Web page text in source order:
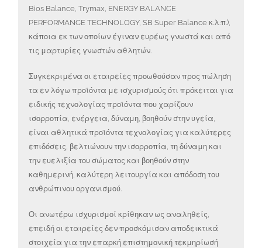
Bios Balance, Trymax, ENERGY BALANCE
PERFORMANCE TECHNOLOGY, SB Super Balance κ.λ.π.),
κάποια εκ των οποίων έγιναν ευρέως γνωστά και από
τις μαρτυρίες γνωστών αθλητών.
Συγκεκριμένα οι εταιρείες προωθούσαν προς πώληση
τα εν λόγω προϊόντα με ισχυρισμούς ότι πρόκειται για
ειδικής τεχνολογίας προϊόντα που χαρίζουν
ισορροπία, ενέργεια, δύναμη, βοηθούν στην υγεία,
είναι αθλητικά προϊόντα τεχνολογίας για καλύτερες
επιδόσεις, βελτιώνουν την ισορροπία, τη δύναμη και
την ευελιξία του σώματος και βοηθούν στην
καθημερινή, καλύτερη λειτουργία και απόδοση του
ανθρώπινου οργανισμού.
Οι ανωτέρω ισχυρισμοί κρίθηκαν ως αναληθείς,
επειδή οι εταιρείες δεν προσκόμισαν αποδεικτικά
στοιχεία για την επαρκή επιστημονική τεκμηρίωσή